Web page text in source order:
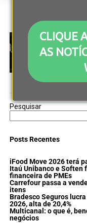
CLIQUE
AS
All posts
EVENTOS
No
éticos
Pesquisar
Posts Recentes
iFood Move 2026 terá
Itaú Unibanco e Soften
financeira de PMEs
Carrefour passa a
itens
Bradesco Seguros
2026, alta de 20,4%
Multicanal: o que é,
negócios